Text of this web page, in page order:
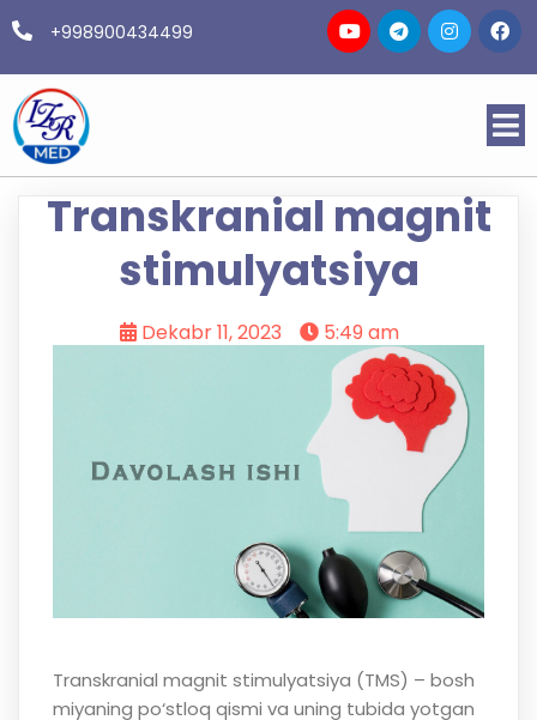
+998900434499
Transkranial magnit
stimulyatsiya
Dekabr 11, 2023 5:49 am
Transkranial magnit stimulyatsiya (TMS) – bosh
miyaning po‘stloq qismi va uning tubida yotgan